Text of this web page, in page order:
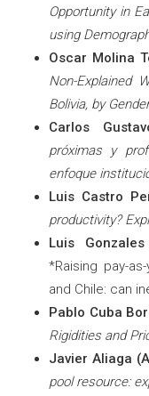
Opportunity in
using
Oscar Molina
Non-Explained
Bolivia, by
Carlos
próximas y
enfoque
Luis Castro
productivity?
Luis
*Raising pay-
and Chile: can
Pablo Cuba
Rigidities and
Javier Aliaga
pool resource: